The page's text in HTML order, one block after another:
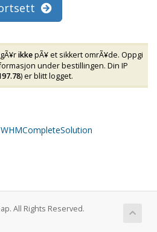
ikkepÃ¥ et sikkert omrÃ¥de. Oppgi
under bestillingen. Din IP
) er blitt logget.
WHMCompleteSolution
All Rights Reserved.